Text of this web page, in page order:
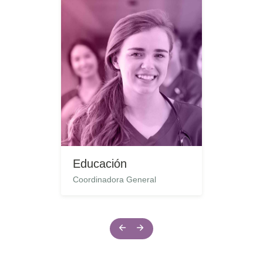
Educación
Coordinadora General